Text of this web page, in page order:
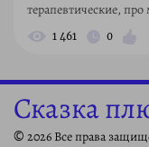
терапевтические,
1 461 0
Сказка
© 2026 Все права